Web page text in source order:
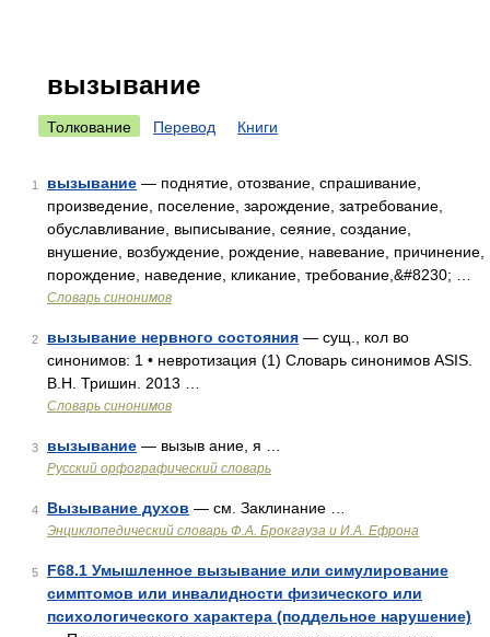
вызывание
Толкование Перевод Книги
1 вызывание — поднятие, отозвание, спрашивание,
произведение, поселение, зарождение, затребование,
обуславливание, выписывание, сеяние, создание,
внушение, возбуждение, рождение, навевание, причинение,
порождение, наведение, кликание, требование,&#8230; …
Словарь синонимов
2 вызывание нервного состояния — сущ., кол во
синонимов: 1 • невротизация (1) Словарь синонимов ASIS.
В.Н. Тришин. 2013 …
Словарь синонимов
3 вызывание — вызыв ание, я …
Русский орфографический словарь
4 Вызывание духов — см. Заклинание …
Энциклопедический словарь Ф.А. Брокгауза и И.А. Ефрона
5
F68.1 Умышленное вызывание или симулирование
симптомов или инвалидности физического или
психологического характера (поддельное нарушение)